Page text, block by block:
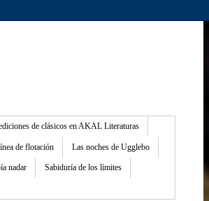
de clásicos en AKAL Literaturas
de flotación Las noches de Ugglebo
nadar Sabiduría de los límites